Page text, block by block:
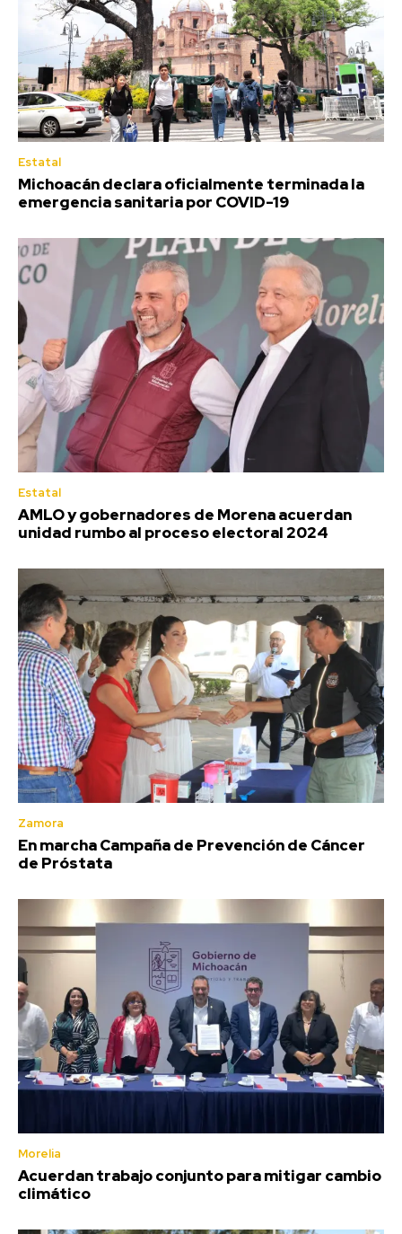
Estatal
Michoacán declara oficialmente terminada la
emergencia sanitaria por COVID-19
Estatal
AMLO y gobernadores de Morena acuerdan
unidad rumbo al proceso electoral 2024
Zamora
En marcha Campaña de Prevención de Cáncer
de Próstata
Morelia
Acuerdan trabajo conjunto para mitigar cambio
climático